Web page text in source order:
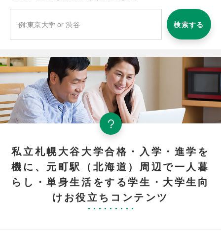
検索する
私立札幌大谷大学合格・入学・進学を
機に、元町駅（北海道）周辺で一人暮
らし・単身生活をする学生・大学生向
けお役立ちコンテンツ